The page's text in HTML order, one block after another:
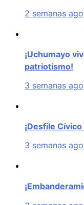
2 semanas ago
¡Uchumayo
patriotismo!
3 semanas ago
¡Desfile
3 semanas ago